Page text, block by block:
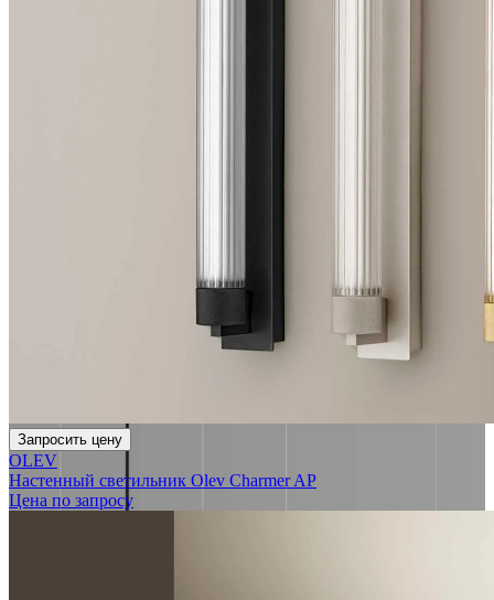
Запросить цену
OLEV
Настенный светильник Olev Charmer AP
Цена по запросу